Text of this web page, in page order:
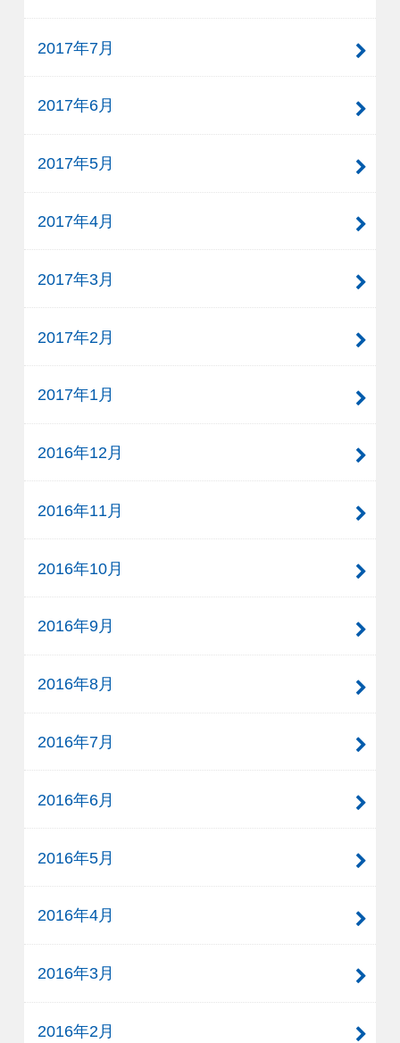
2017年7月
2017年6月
2017年5月
2017年4月
2017年3月
2017年2月
2017年1月
2016年12月
2016年11月
2016年10月
2016年9月
2016年8月
2016年7月
2016年6月
2016年5月
2016年4月
2016年3月
2016年2月